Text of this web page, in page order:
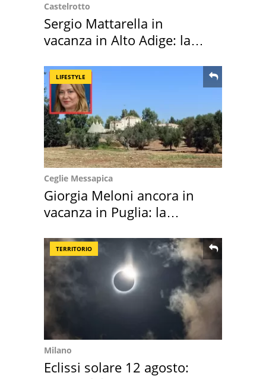
Castelrotto
Sergio Mattarella in
vacanza in Alto Adige: la
LIFESTYLE
Ceglie Messapica
Giorgia Meloni ancora in
vacanza in Puglia: la
TERRITORIO
Milano
Eclissi solare 12 agosto: